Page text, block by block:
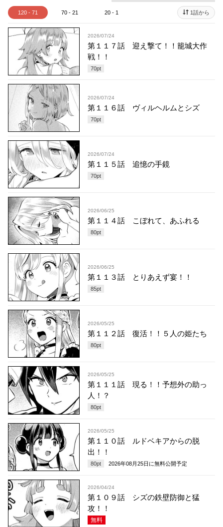
120 - 71 70 - 21 20 - 1 1話から
2026/07/24
第１１７話 迎え撃て！！籠城大作
戦！！
70pt
2026/07/24
第１１６話 ヴィルヘルムとシズ
70pt
2026/07/24
第１１５話 追憶の手鏡
70pt
2026/06/25
第１１４話 こぼれて、あふれる
80pt
2026/06/25
第１１３話 とりあえず宴！！
85pt
2026/05/25
第１１２話 復活！！５人の姫たち
80pt
2026/05/25
第１１１話 現る！！予想外の助っ
人！？
80pt
2026/05/25
第１１０話 ルドベキアからの脱
出！！
80pt 2026年08月25日 に無料公開予定
2026/04/24
第１０９話 シズの鉄壁防御と猛
攻！！
無料